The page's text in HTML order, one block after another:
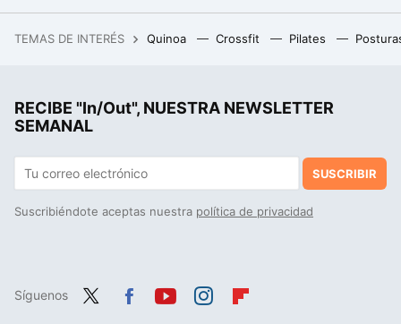
Si la pregunta es cuánto dinero existe en el mundo por persona, este revelador gráfico tiene la respuesta
TEMAS DE INTERÉS Quinoa Crossfit Pilates
RECIBE "In/Out", NUESTRA NEWSLETTER
SEMANAL
SUSCRIBIR
Suscribiéndote aceptas nuestra política de privacidad
Síguenos